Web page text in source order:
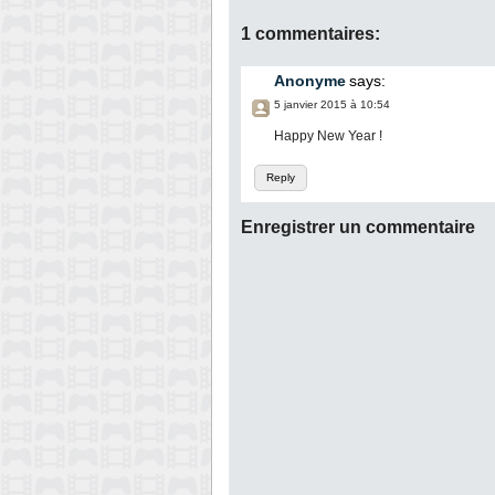
1 commentaires:
Anonymesays:
5 janvier 2015 à 10:54
Reply
Happy New Year !
Enregistrer un commentaire